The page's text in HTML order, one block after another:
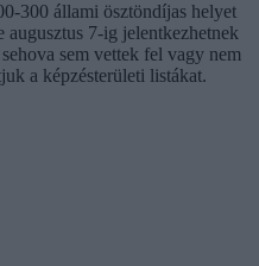
300 állami ösztöndíjas helyet
7-ig jelentkezhetnek
sem vettek fel vagy nem
a képzésterületi listákat.